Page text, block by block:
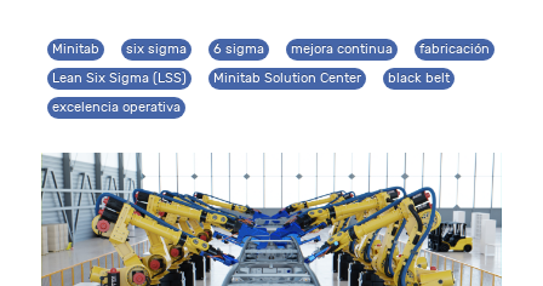
Minitab six sigma 6 sigma mejora continua
fabricación
Lean Six Sigma (LSS)
Minitab Solution Center
black belt
excelencia operativa